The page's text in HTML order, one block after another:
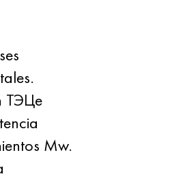
ТЭЦе
Mw.